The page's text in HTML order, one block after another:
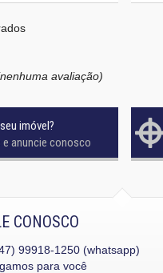
avaliação)
imóvel?
anuncie conosco
CONOSCO
99918-1250 (whatsapp)
para você